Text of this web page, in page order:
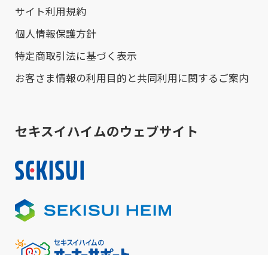
サイト利用規約
個人情報保護方針
特定商取引法に基づく表示
お客さま情報の利用目的と共同利用に関するご案内
セキスイハイムのウェブサイト